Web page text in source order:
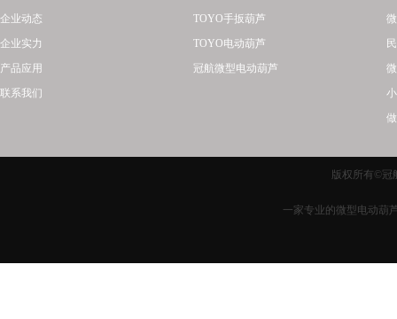
企业动态
企业实力
产品应用
联系我们
TOYO手扳葫芦
TOYO电动葫芦
冠航微型电动葫芦
版权所有©冠
一家专业的微型电动葫